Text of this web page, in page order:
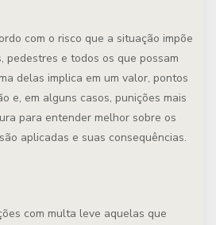
com o risco que a situação impõe
pedestres e todos os que possam
delas implica em um valor, pontos
e, em alguns casos, punições mais
para entender melhor sobre os
aplicadas e suas consequências.
com multa leve aquelas que